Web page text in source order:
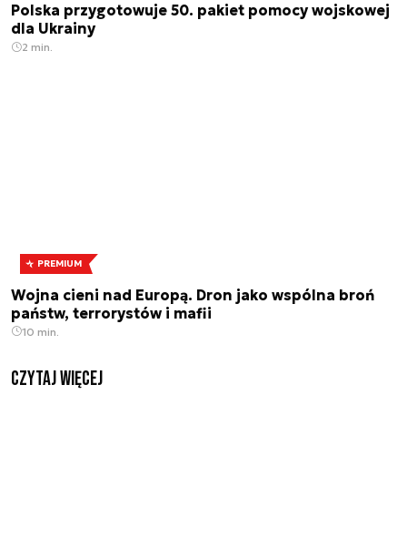
Polska przygotowuje 50. pakiet pomocy wojskowej
dla Ukrainy
2 min.
PREMIUM
Wojna cieni nad Europą. Dron jako wspólna broń
państw, terrorystów i mafii
10 min.
czytaj więcej